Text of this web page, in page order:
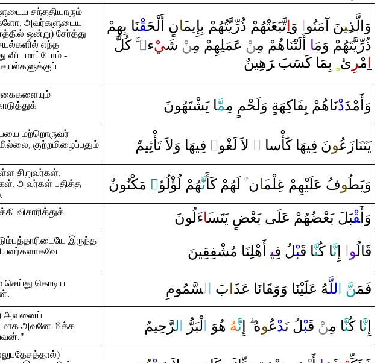
சந்ததியாரும்
அவர்களுடைய
ஒன்று) சேர்த்து
எந்த
விட மாட்டோம் -
وَ‌الَّذ‍ِ‍ي‍‍نَ ‌آمَنُو ‌ ‌وَ ‌اتَّبَعَتْهُمْ ‌ذُ‌رِّيَّتُهُمْ بِإِيم‍‍َ‍انٍ ‌أَلْحَ‍‍قْ‍‍نَا‌ بِهِمْ
‌ذُ‌رِّيَّتَهُمْ ‌وَمَ‍‍ا ‌ ‌أَلَتْنَاهُمْ مِ‍‌‍ن ْ عَمَلِهِمْ مِ‍‌‍ن ْ شَ‍‍يْء‌‌ٍ‌ كُلُّ
مْ‍‍ر ِئ ‌ بِمَا‌ كَسَبَ ‌‍رَهِينٌ
وَ‌أَمْدَ‌دْنَاهُمْ بِفَاكِهَة ‌ ‌وَلَحْم ‌ مِ‍‍مَّ‍‍ا‌ يَشْتَهُونَ
மற்றொருவர்
குற்றமிழைப்பதும்
يَتَنَا‌زَع‍‍ُ‍ونَ فِيهَا‌ كَأْسا ‌ ً ‌ لاَ‌ لَ‍‍غْ‍‍و‌‌ٌ ‌ فِيهَا‌ ‌وَلاَ‌ تَأْثِيمٌ
சிறுவர்கள்,
அவர்கள் பதித்த
وَيَ‍طُ‍‍وفُ عَلَيْهِمْ غِ‍‍لْم‍‍َ‍انٌ ‌ لَهُمْ كَأَنَّ‍‍هُمْ لُؤْلُؤ‌ٌ ‌ مَكْنُونٌ
விசாரித்துக்
وَ‌أَ‍قْ‍‍بَلَ بَعْ‍‍ضُ‍‍هُمْ عَلَى‌ بَعْ‍‍ض ‌ يَتَس‍‍َ‍ا‌ءَلُونَ
இருந்த
قَ‍‍الُ‍‍و ‌ ‌إِنَّ‍‍ا‌ كُ‍‍نَّ‍‍ا‌ قَ‍‍بْ‍‍لُ فِ‍‍ي‍‌أَهْلِنَا‌ مُشْفِ‍‍قِ‍‍ينَ
செய்து கொடிய
فَمَ‍‍نّ للَّ‍‍هُ عَلَيْنَا‌ ‌وَ‌وَ‍قَ‍‍انَا‌ عَذ بَ ل‍‍سَّمُومِ
அவனைப்
அவனே மிக்க
إِنَّ‍‍ا‌ كُ‍‍نَّ‍‍ا‌ مِ‍‌‍ن قَ‍‍بْ‍‍لُ نَ‍‍دْع‍‍ُ‍وهُ ‌إِنَّ‍‍هُ هُوَ‌ لْبَرُّ‌ ل‍رَّ حِيمُ